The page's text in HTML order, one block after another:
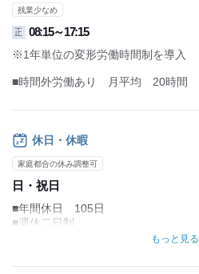
残業少なめ
正 08:15～17:15
※1年単位の変形労働時間制を導入
■時間外労働あり 月平均 20時間
休日・休暇
家庭都合の休み調整可
日・祝日
■年間休日 105日
■週休二日制
■年末年始／夏季休暇あり
もっと見る